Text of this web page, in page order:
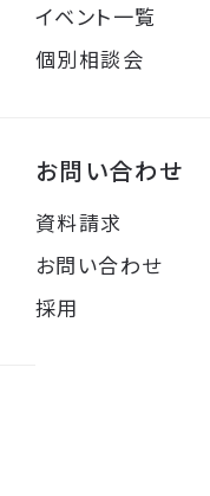
イベント一覧
個別相談会
お問い合わせ
資料請求
お問い合わせ
採用